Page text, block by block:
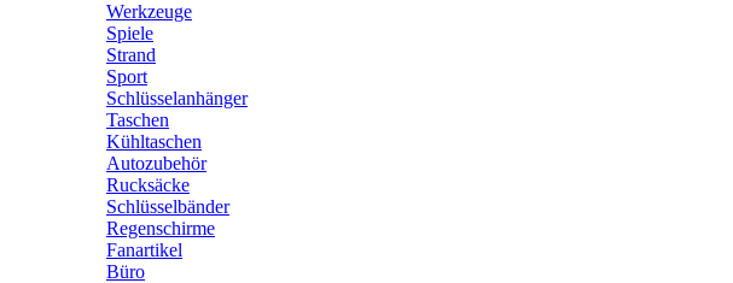
Werkzeuge
Spiele
Strand
Sport
Schlüsselanhänger
Taschen
Kühltaschen
Autozubehör
Rucksäcke
Schlüsselbänder
Regenschirme
Fanartikel
Büro